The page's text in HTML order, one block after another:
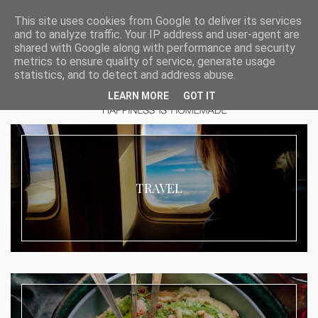
TRAVEL
This site uses cookies from Google to deliver its services
and to analyze traffic. Your IP address and user-agent are
shared with Google along with performance and security
metrics to ensure quality of service, generate usage
statistics, and to detect and address abuse.
LEARN MORE GOT IT